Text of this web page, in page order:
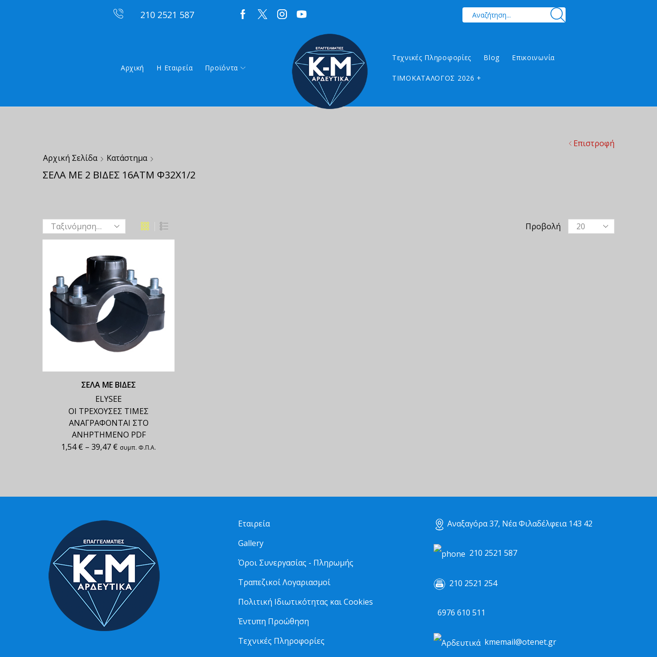
210 2521 587
Αρχική Η Εταιρεία Προϊόντα
Τεχνικές Πληροφορίες Blog Επικοινωνία
ΤΙΜΟΚΑΤΑΛΟΓΟΣ 2026 +
Αρχική Σελίδα Κατάστημα
ΣΕΛΑ ΜΕ 2 ΒΙΔΕΣ 16ΑΤΜ Φ32Χ1/2
Επιστροφή
Προβολή
ΣΕΛΑ ΜΕ ΒΙΔΕΣ
ELYSEE
ΟΙ ΤΡΕΧΟΥΣΕΣ ΤΙΜΕΣ
ΑΝΑΓΡΑΦΟΝΤΑΙ ΣΤΟ
ΑΝΗΡΤΗΜΕΝΟ PDF
1,54€ – 39,47 € συμπ. Φ.Π.Α.
Εταιρεία
Gallery
Όροι Συνεργασίας - Πληρωμής
Τραπεζικοί Λογαριασμοί
Πολιτική Ιδιωτικότητας και Cookies
Έντυπη Προώθηση
Τεχνικές Πληροφορίες
Αναξαγόρα 37, Νέα Φιλαδέλφεια 143 42
210 2521 587
210 2521 254
6976 610 511
kmemail@otenet.gr